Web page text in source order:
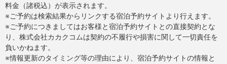
料金（諸税込）が表示されます。
※ご予約は検索結果からリンクする宿泊予約サイトより行えます。
※ご予約につきましてはお客様と宿泊予約サイトとの直接契約とな
り、株式会社カカクコムは契約の不履行や損害に関して一切責任を
負いかねます。
※情報更新のタイミング等の理由により、宿泊予約サイトの情報と